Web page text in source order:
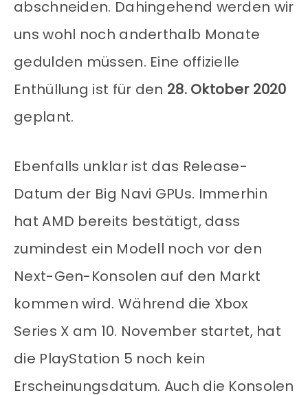
abschneiden. Dahingehend werden wir
uns wohl noch anderthalb Monate
gedulden müssen. Eine offizielle
Enthüllung ist für den 28. Oktober 2020
geplant.
Ebenfalls unklar ist das Release-
Datum der Big Navi GPUs. Immerhin
hat AMD bereits bestätigt, dass
zumindest ein Modell noch vor den
Next-Gen-Konsolen auf den Markt
kommen wird. Während die Xbox
Series X am 10. November startet, hat
die PlayStation 5 noch kein
Erscheinungsdatum. Auch die Konsolen